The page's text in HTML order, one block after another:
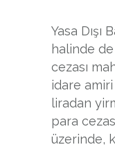
Yasa Dışı
halinde
cezası
idare
liradan
para
üzerinde,